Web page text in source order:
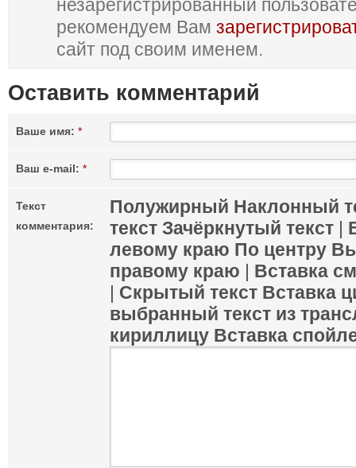
незарегистрированный
рекомендуем Вам
сайт под своим именем.
Оставить комментарий
Ваше имя: *
Ваш e-mail: *
Текст
комментария:
Полужирный Наклонный
текст Зачёркнутый текст |
левому краю По центру
правому краю | Вставка
| Скрытый текст Вставка
выбранный текст из
кириллицу Вставка